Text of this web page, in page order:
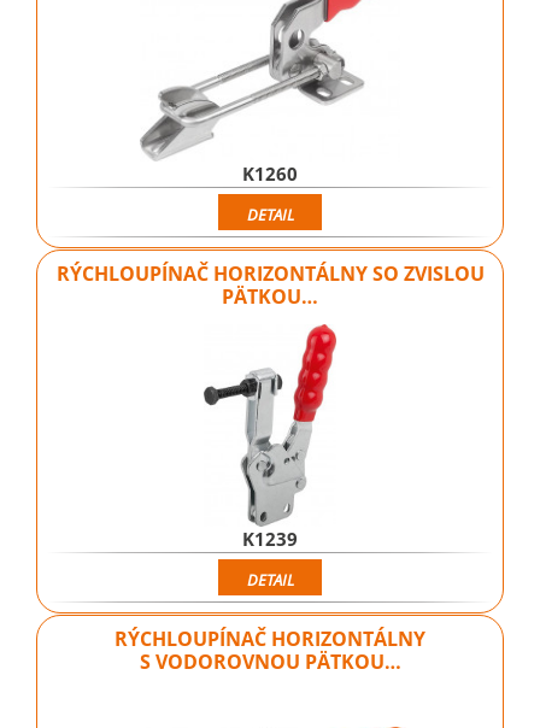
K1260
DETAIL
RÝCHLOUPÍNAČ HORIZONTÁLNY SO ZVISLOU
PÄTKOU…
K1239
DETAIL
RÝCHLOUPÍNAČ HORIZONTÁLNY
S VODOROVNOU PÄTKOU…